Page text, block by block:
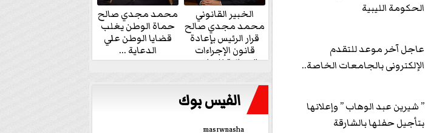
الحكومة الليبية
عاجل آخر موعد للتقدم
الإلكترونى بالجامعات الخاصة..
” شيرين عبد الوهاب ” وإعلانها
بتأجيل حفلها بالشارقة
الخبير القانوني
محمد مجدي صالح
قرار الرئيس بإعادة
قانون الإجراءات
الجنائية للنواب...
محمد مجدي صالح
حماة الوطن يغلب
قضايا الوطن علي
الدعاية ...
الفيس بوك
masrwnasha